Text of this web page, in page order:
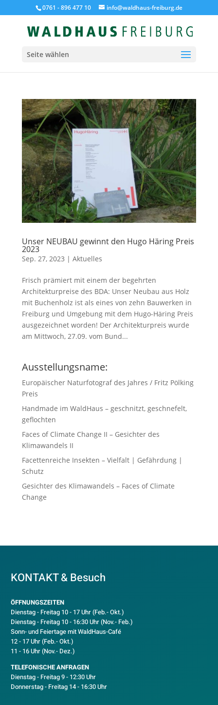
0761 - 896 477 10 info@waldhaus-freiburg.de
Seite wählen
Unser NEUBAU gewinnt den Hugo Häring Preis
2023
Sep. 27, 2023 | Aktuelles
Frisch prämiert mit einem der begehrten
Architekturpreise des BDA: Unser Neubau aus Holz
mit Buchenholz ist als eines von zehn Bauwerken in
Freiburg und Umgebung mit dem Hugo-Häring Preis
ausgezeichnet worden! Der Architekturpreis wurde
am Mittwoch, 27.09. vom Bund...
Ausstellungsname:
Europäischer Naturfotograf des Jahres / Fritz Pölking
Preis
Handmade im WaldHaus – geschnitzt, geschnefelt,
geflochten
Faces of Climate Change II – Gesichter des
Klimawandels II
Facettenreiche Insekten – Vielfalt | Gefährdung |
Schutz
Gesichter des Klimawandels – Faces of Climate
Change
KONTAKT & Besuch
ÖFFNUNGSZEITEN
Dienstag - Freitag 10 - 17 Uhr (Feb.- Okt.)
Dienstag - Freitag 10 - 16:30 Uhr (Nov.- Feb.)
Sonn- und Feiertage mit WaldHaus-Café
12 - 17 Uhr (Feb.- Okt.)
11 - 16 Uhr (Nov.- Dez.)
TELEFONISCHE ANFRAGEN
Dienstag - Freitag 9 - 12:30 Uhr
Donnerstag - Freitag 14 - 16:30 Uhr